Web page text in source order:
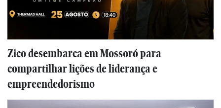
Zico desembarca em Mossoró para
compartilhar lições de liderança e
empreendedorismo